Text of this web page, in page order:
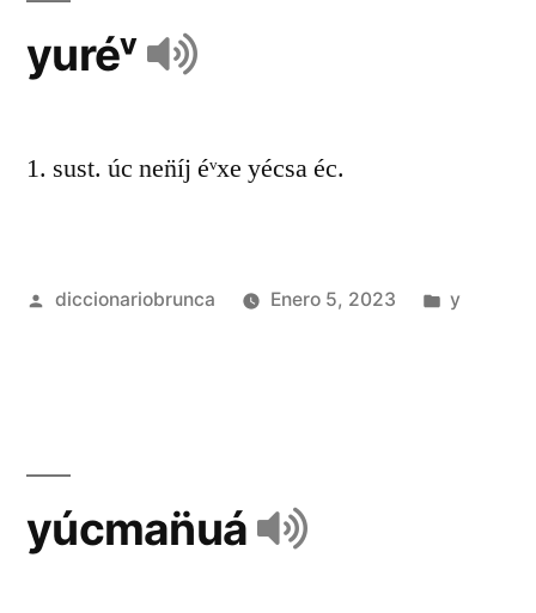
yuréᵛ
1. sust. úc nen̈íj éᵛxe yécsa éc.
diccionariobrunca Enero 5, 2023 y
yúcman̈uá